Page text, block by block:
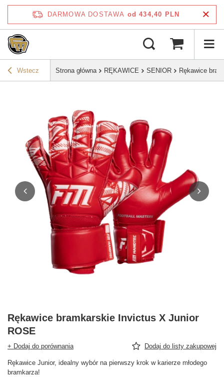
DARMOWA DOSTAWA od 434,40 PLN
Wstecz Strona główna RĘKAWICE SENIOR Rękawice
Rękawice bramkarskie Invictus X Junior
ROSE
+ Dodaj do porównania Dodaj do listy zakupowej
Rękawice Junior, idealny wybór na pierwszy krok w karierze młodego
bramkarza!